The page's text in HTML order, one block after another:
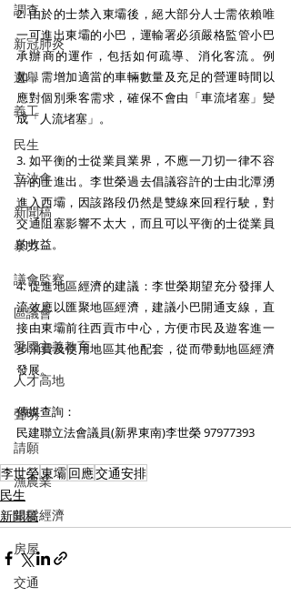
調查
新冠肺炎
選舉
義工
民生
立法會
新聞稿
暴力
議會監察
區議會
愛國主義教育
人才高地
聲明
請願
漁農業
銀髮經濟
房屋
交通
2. 由於的士禁入東壩後，絕大部分人士需依賴唯
一可進出東壩的小巴，運輸署必須嚴格監管小巴
承辦商的運作，包括如何疏導、消化客流。例
如，需增加適當的車輛數量及充足的營運時間以
應對個別乘客需求，確保不會由「車流堵塞」變
成「人流堵塞」。
3. 如平衡的士從業員業界，不應一刀切一律不容
許的士進出。李世榮過去倡議容許的士由北潭湧
進入西壩，因該路段仍然是雙線來回程行駛，對
交通阻塞影響不太大，而且可以平衡的士從業員
的收益。
4. 促進地區經濟的建議：李世榮期望充分發揮人
流效應以匯聚地區經濟，建議小巴開通支線，直
接由東壩前往西貢市中心，方便市民及遊客進一
步消費及使用地區其他配套，從而帶動地區經濟
發展。
傳媒查詢：
民建聯立法會議員(新界東南)李世榮 97977393
李世榮東壩回應交通安排
民生
新聞稿